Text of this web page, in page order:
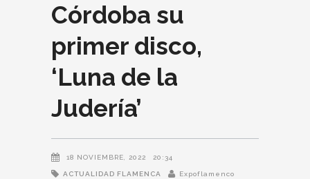
Córdoba su
primer disco,
‘Luna de la
Judería’
18 NOVIEMBRE, 2022 20:34
ACTUALIDAD FLAMENCA Expoflamenco